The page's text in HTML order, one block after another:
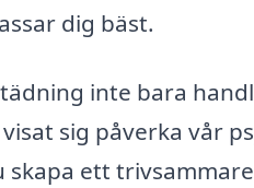
dig bäst.
inte bara
sig påverka vår
ett